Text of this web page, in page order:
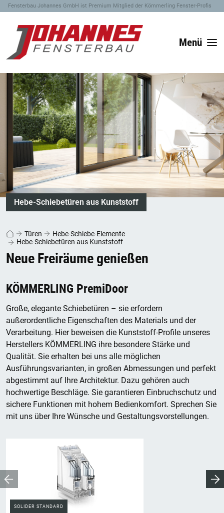
Fensterbau Johannes GmbH ist Premium Mitglied der Kömmerling Fenster-Profis
Menü
Hebe-Schiebetüren aus Kunststoff
Türen
Hebe-Schiebe-Elemente
Hebe-Schiebetüren aus Kunststoff
Neue Freiräume genießen
KÖMMERLING PremiDoor
Große, elegante Schiebetüren – sie erfordern
außerordentliche Eigenschaften des Materials und der
Verarbeitung. Hier beweisen die Kunststoff-Profile unseres
Herstellers KÖMMERLING ihre besondere Stärke und
Qualität. Sie erhalten bei uns alle möglichen
Ausführungsvarianten, in großen Abmessungen und perfekt
abgestimmt auf Ihre Architektur. Dazu gehören auch
hochwertige Beschläge. Sie garantieren Einbruchschutz und
sichere Funktionen mit hohem Bedienkomfort. Sprechen Sie
mit uns über Ihre Wünsche und Gestaltungsvorstellungen.
SOLIDER STANDARD